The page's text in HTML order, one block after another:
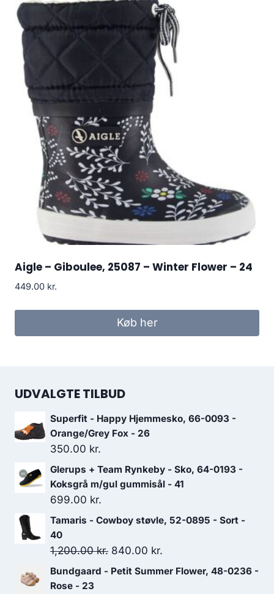
Aigle – Giboulee, 25087 – Winter Flower – 24
449.00 kr.
Køb her
UDVALGTE TILBUD
Superfit - Happy Hjemmesko, 66-0093 -
Orange/Grey Fox - 26
350.00 kr.
Glerups + Team Rynkeby - Sko, 64-0193 -
Koksgrå m/gul gummisål - 41
699.00 kr.
Tamaris - Cowboy støvle, 52-0895 - Sort -
40
1,200.00kr. Den
oprindelige
840.00 kr.
aktuelle
Bundgaard - Petit Summer Flower, 48-0236 -
Rose - 23